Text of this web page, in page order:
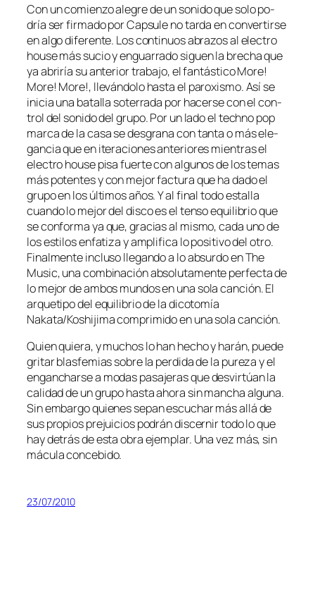
Con un co­mien­zo ale­gre de un so­ni­do que so­lo po­
dría ser fir­ma­do por Capsule no tar­da en con­ver­tir­se
en al­go di­fe­ren­te. Los con­ti­nuos abra­zos al elec­tro
hou­se más su­cio y en­gua­rra­do si­guen la bre­cha que
ya abri­ría su an­te­rior tra­ba­jo, el fan­tás­ti­co More!
More! More!, lle­ván­do­lo has­ta el pa­ro­xis­mo. Así se
ini­cia una ba­ta­lla so­te­rra­da por ha­cer­se con el con­
trol del so­ni­do del gru­po. Por un la­do el techno pop
mar­ca de la ca­sa se des­gra­na con tan­ta o más ele­
gan­cia que en ite­ra­cio­nes an­te­rio­res mien­tras el
elec­tro hou­se pi­sa fuer­te con al­gu­nos de los te­mas
más po­ten­tes y con me­jor fac­tu­ra que ha da­do el
gru­po en los úl­ti­mos años. Y al fi­nal to­do es­ta­lla
cuan­do lo me­jor del dis­co es el ten­so equi­li­brio que
se con­for­ma ya que, gra­cias al mis­mo, ca­da uno de
los es­ti­los en­fa­ti­za y am­pli­fi­ca lo po­si­ti­vo del otro.
Finalmente in­clu­so lle­gan­do a lo ab­sur­do en The
Music, una com­bi­na­ción ab­so­lu­ta­men­te per­fec­ta de
lo me­jor de am­bos mun­dos en una so­la can­ción. El
ar­que­ti­po del equi­li­brio de la di­co­to­mía
Nakata/Koshijima com­pri­mi­do en una so­la canción.
Quien quie­ra, y mu­chos lo han he­cho y ha­rán, pue­de
gri­tar blas­fe­mias so­bre la per­di­da de la pu­re­za y el
en­gan­char­se a mo­das pa­sa­je­ras que des­vir­túan la
ca­li­dad de un gru­po has­ta aho­ra sin man­cha al­gu­na.
Sin em­bar­go quie­nes se­pan es­cu­char más allá de
sus pro­pios pre­jui­cios po­drán dis­cer­nir to­do lo que
hay de­trás de es­ta obra ejem­plar. Una vez más, sin
má­cu­la concebido.
23/07/2010